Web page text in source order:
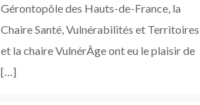
Gérontopôle des Hauts-de-France, la
Chaire Santé, Vulnérabilités et Territoires
et la chaire VulnérÂge ont eu le plaisir de
[…]